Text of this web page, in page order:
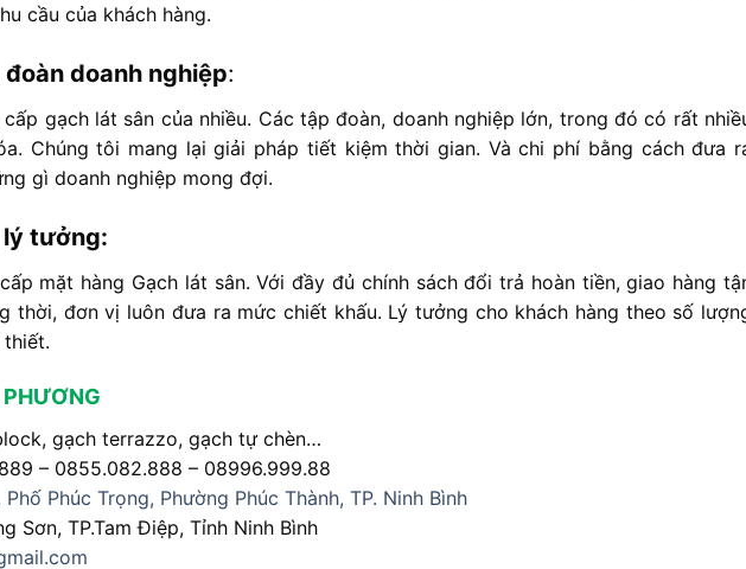
cầu của khách hàng.
doanh nghiệp:
gạch lát sân của nhiều. Các tập đoàn, doanh nghiệp lớn, trong đó có rất
Chúng tôi mang lại giải pháp tiết kiệm thời gian. Và chi phí bằng cách đưa
gì doanh nghiệp mong đợi.
lý tưởng:
mặt hàng Gạch lát sân. Với đầy đủ chính sách đổi trả hoàn tiền, giao hàng
thời, đơn vị luôn đưa ra mức chiết khấu. Lý tưởng cho khách hàng theo số
thiết.
gạch terrazzo, gạch tự chèn…
– 0855.082.888 – 08996.999.88
Phúc Trọng, Phường Phúc Thành, TP. Ninh Bình
Sơn, TP.Tam Điệp, Tỉnh Ninh Bình